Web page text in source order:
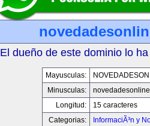
El dueño de este dominio lo
Mayusculas:
Minusculas:
Longitud:
15 caracteres
Categorias:
InformaciÃ³n y